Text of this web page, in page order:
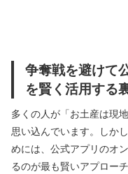
争奪戦を避けて
を賢く活用する
多くの人が「お土産は現
思い込んでいます。しか
めには、公式アプリのオ
るのが最も賢いアプローチ